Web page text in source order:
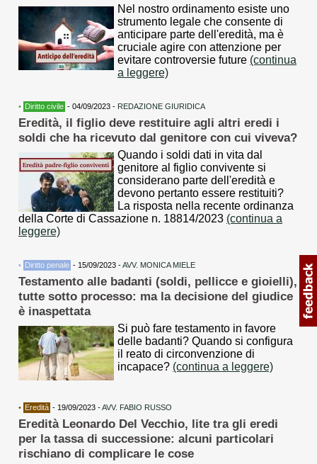
Nel nostro ordinamento esiste uno
strumento legale che consente di
anticipare parte dell'eredità, ma è
cruciale agire con attenzione per
evitare controversie future (continua
a leggere)
• Diritto civile - 04/09/2023 - REDAZIONE GIURIDICA
Eredità, il figlio deve restituire agli altri eredi i
soldi che ha ricevuto dal genitore con cui viveva?
Quando i soldi dati in vita dal
genitore al figlio convivente si
considerano parte dell'eredità e
devono pertanto essere restituiti?
La risposta nella recente ordinanza
della Corte di Cassazione n. 18814/2023 (continua a
leggere)
• Diritto penale - 15/09/2023 -AVV. MONICA MIELE
Testamento alle badanti (soldi, pellicce e gioielli),
tutte sotto processo: ma la decisione del giudice
è inaspettata
Si può fare testamento in favore
delle badanti? Quando si configura
il reato di circonvenzione di
incapace? (continua a leggere)
• Eredità - 19/09/2023 -AVV. FABIO RUSSO
Eredità Leonardo Del Vecchio, lite tra gli eredi
per la tassa di successione: alcuni particolari
rischiano di complicare le cose